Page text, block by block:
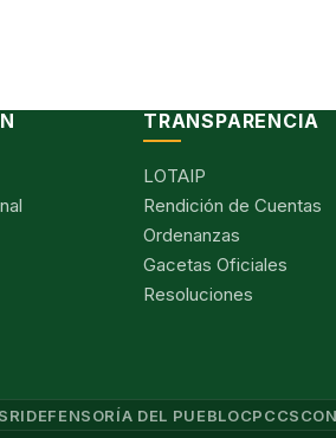
TRANSPARENCIA
LOTAIP
Rendición de Cuentas
Ordenanzas
Gacetas Oficiales
Resoluciones
SRIDEFENSORÍA DEL PUEBLOCPCCS